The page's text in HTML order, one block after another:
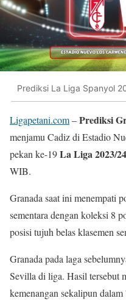
Prediksi La Liga Spanyol
Ligapetani.com–Prediksi
menjamu Cadiz di Estadio
pekan ke-19La Liga 2023/24
WIB.
Granada saat ini menempati
sementara dengan koleksi 8
posisi tujuh belas klasemen
Granada pada laga
Sevilla di liga. Hasil tersebut
kemenangan sekalipun